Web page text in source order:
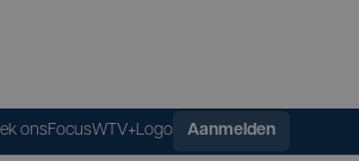
onsFocusWTV+Logo Aanmelden